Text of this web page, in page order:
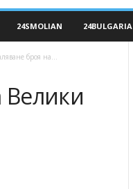
24SMOLIAN 24BULGARIA
броя на...